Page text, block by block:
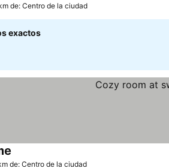
de: Centro de la ciudad
exactos
de: Centro de la ciudad